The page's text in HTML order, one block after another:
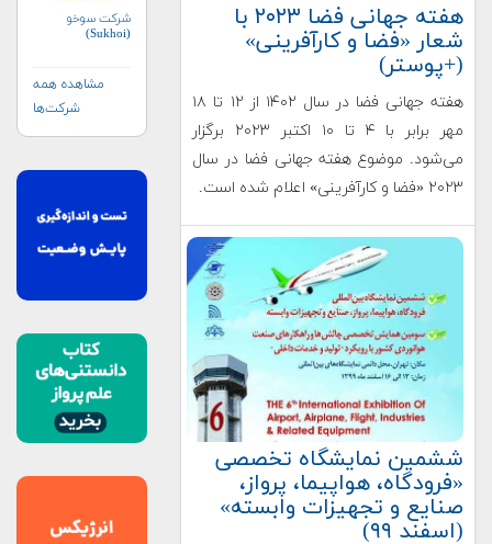
هفته جهانی فضا ۲۰۲۳ با
شعار «فضا و کارآفرینی»
(+پوستر)
هفته جهانی فضا در سال ۱۴۰۲ از ۱۲ تا ۱۸
مهر برابر با ۴ تا ۱۰ اکتبر ۲۰۲۳ برگزار
می‌شود. موضوع هفته جهانی فضا در سال
۲۰۲۳ «فضا و کارآفرینی» اعلام شده است.
ششمین نمایشگاه تخصصی
«فرودگاه، هواپیما، پرواز،
صنایع و تجهیزات وابسته»
(اسفند ۹۹)
شرکت سوخو
(Sukhoi)
مشاهده همه
شرکت‌ها